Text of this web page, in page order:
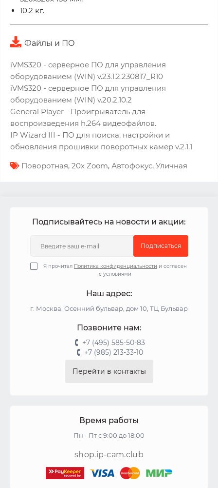
10.2 кг.
Файлы и ПО
iVMS320 - серверное ПО для управления
оборудованием (WIN) v.23.1.2.230817_R10
iVMS320 - серверное ПО для управления
оборудованием (WIN) v.20.2.10.2
General Player - Проигрыватель для
воспроизведения h.264 видеофайлов.
IP Wizard III - ПО для поиска, настройки и
обновления прошивки поворотных камер v.2.1.1
Поворотная, 20x Zoom, Автофокус, Уличная
Подписывайтесь на новости и акции:
Подписаться
Я прочитал Политика конфиденциальности и согласен
с условиями
Наш адрес:
г. Москва, Осенний бульвар, дом 10, ТЦ Бульвар
Позвоните нам:
+7 (495) 585-50-83
+7 (985) 213-33-10
Перейти в контакты
Время работы
Пн - Пт с 9:00 до 18:00
shop.ip-cam.club